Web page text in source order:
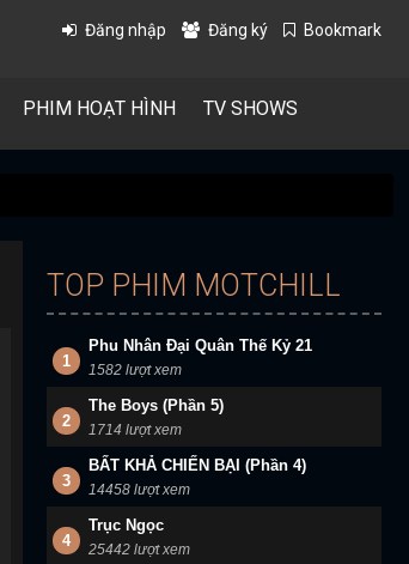
Đăng nhập Đăng ký Bookmark
PHIM HOẠT HÌNH TV SHOWS
TOP PHIM MOTCHILL
1
Phu Nhân Đại Quân Thế Kỷ 21
1582 lượt xem
2
The Boys (Phần 5)
1714 lượt xem
3
BẤT KHẢ CHIẾN BẠI (Phần 4)
14458 lượt xem
4
Trục Ngọc
25442 lượt xem